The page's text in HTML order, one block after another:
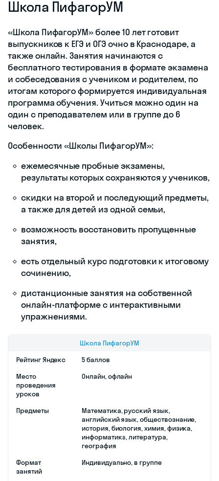
Школа ПифагорУМ
«Школа ПифагорУМ» более 10 лет готовит
выпускников к ЕГЭ и ОГЭ очно в Краснодаре, а
также онлайн. Занятия начинаются с
бесплатного тестирования в формате экзамена
и собеседования с учеником и родителем, по
итогам которого формируется индивидуальная
программа обучения. Учиться можно один на
один с преподавателем или в группе до 6
человек.
Особенности «Школы ПифагорУМ»:
ежемесячные пробные экзамены,
результаты которых сохраняются у учеников,
скидки на второй и последующий предметы,
а также для детей из одной семьи,
возможность восстановить пропущенные
занятия,
есть отдельный курс подготовки к итоговому
сочинению,
дистанционные занятия на собственной
онлайн-платформе с интерактивными
упражнениями.
Школа ПифагорУМ
Рейтинг Яндекс
5 баллов
Место
проведения
уроков
Онлайн, офлайн
Предметы
Математика, русский язык,
английский язык, обществознание,
история, биология, химия, физика,
информатика, литература,
география
Формат
занятий
Индивидуально, в группе